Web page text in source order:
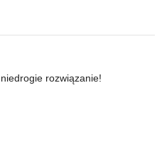
rozwiązanie!